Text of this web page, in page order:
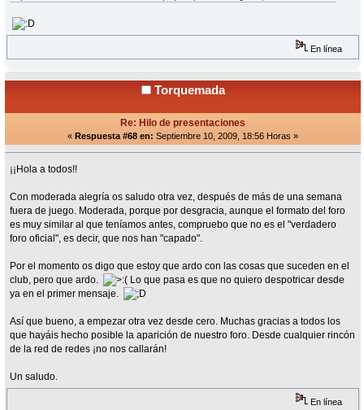
En línea
Torquemada
Re: Hilo de presentaciones
« Respuesta #68 en: Septiembre 10, 2009, 18:56 Horas »
¡¡Hola a todos!!
Con moderada alegría os saludo otra vez, después de más de una semana
fuera de juego. Moderada, porque por desgracia, aunque el formato del foro
es muy similar al que teníamos antes, compruebo que no es el "verdadero
foro oficial", es decir, que nos han "capado".
Por el momento os digo que estoy que ardo con las cosas que suceden en el
club, pero que ardo.
Lo que pasa es que no quiero despotricar desde
ya en el primer mensaje.
Así que bueno, a empezar otra vez desde cero. Muchas gracias a todos los
que hayáis hecho posible la aparición de nuestro foro. Desde cualquier rincón
de la red de redes ¡no nos callarán!
Un saludo.
En línea